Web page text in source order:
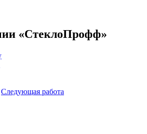
«СтеклоПрофф»
Следующая работа